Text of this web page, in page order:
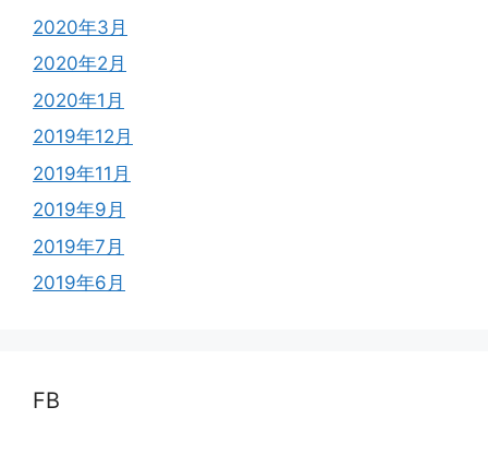
2020年3月
2020年2月
2020年1月
2019年12月
2019年11月
2019年9月
2019年7月
2019年6月
FB